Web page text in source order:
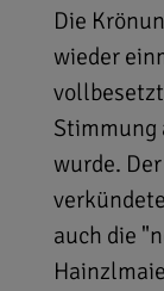
Die
wieder
Stimmung
wurde.
auch die